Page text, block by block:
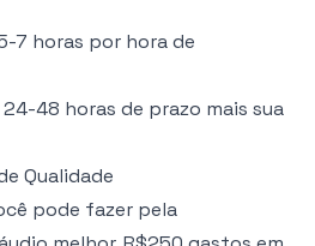
7 horas por hora de
48 horas de prazo mais sua
Qualidade
pode fazer pela